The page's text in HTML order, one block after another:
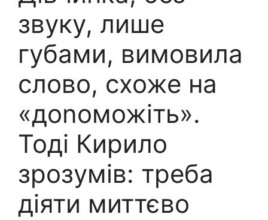
звуку, лише
губами, вимовила
слово, схоже на
«доnоможіть».
Тоді Кирило
зрозумів: треба
діяти миттєво